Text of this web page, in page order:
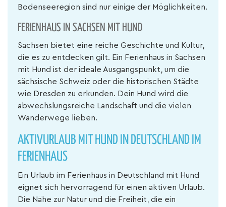
Bodenseeregion sind nur einige der Möglichkeiten.
FERIENHAUS IN SACHSEN MIT HUND
Sachsen bietet eine reiche Geschichte und Kultur,
die es zu entdecken gilt. Ein Ferienhaus in Sachsen
mit Hund ist der ideale Ausgangspunkt, um die
sächsische Schweiz oder die historischen Städte
wie Dresden zu erkunden. Dein Hund wird die
abwechslungsreiche Landschaft und die vielen
Wanderwege lieben.
AKTIVURLAUB MIT HUND IN DEUTSCHLAND IM
FERIENHAUS
Ein Urlaub im Ferienhaus in Deutschland mit Hund
eignet sich hervorragend für einen aktiven Urlaub.
Die Nähe zur Natur und die Freiheit, die ein